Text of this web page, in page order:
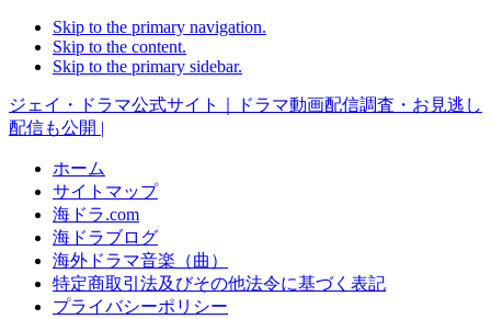
Skip to the primary navigation.
Skip to the content.
Skip to the primary sidebar.
ジェイ・ドラマ公式サイト｜ドラマ動画配信調査・お見逃し
配信も公開 |
ホーム
サイトマップ
海ドラ.com
海ドラブログ
海外ドラマ音楽（曲）
特定商取引法及びその他法令に基づく表記
プライバシーポリシー